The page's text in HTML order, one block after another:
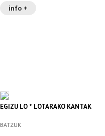
info +
EGIZU LO * LOTARAKO KANTAK
BATZUK